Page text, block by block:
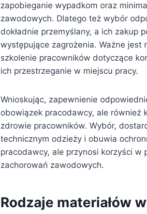
zapobieganie wypadkom oraz
zawodowych. Dlatego też wybór
dokładnie przemyślany, a ich zakup
występujące zagrożenia. Ważne jest
szkolenie pracowników dotyczące
ich przestrzeganie w miejscu pracy.
Wnioskując, zapewnienie
obowiązek pracodawcy, ale również
zdrowie pracowników. Wybór,
technicznym odzieży i obuwia
pracodawcy, ale przynosi korzyści
zachorowań zawodowych.
Rodzaje materiałów